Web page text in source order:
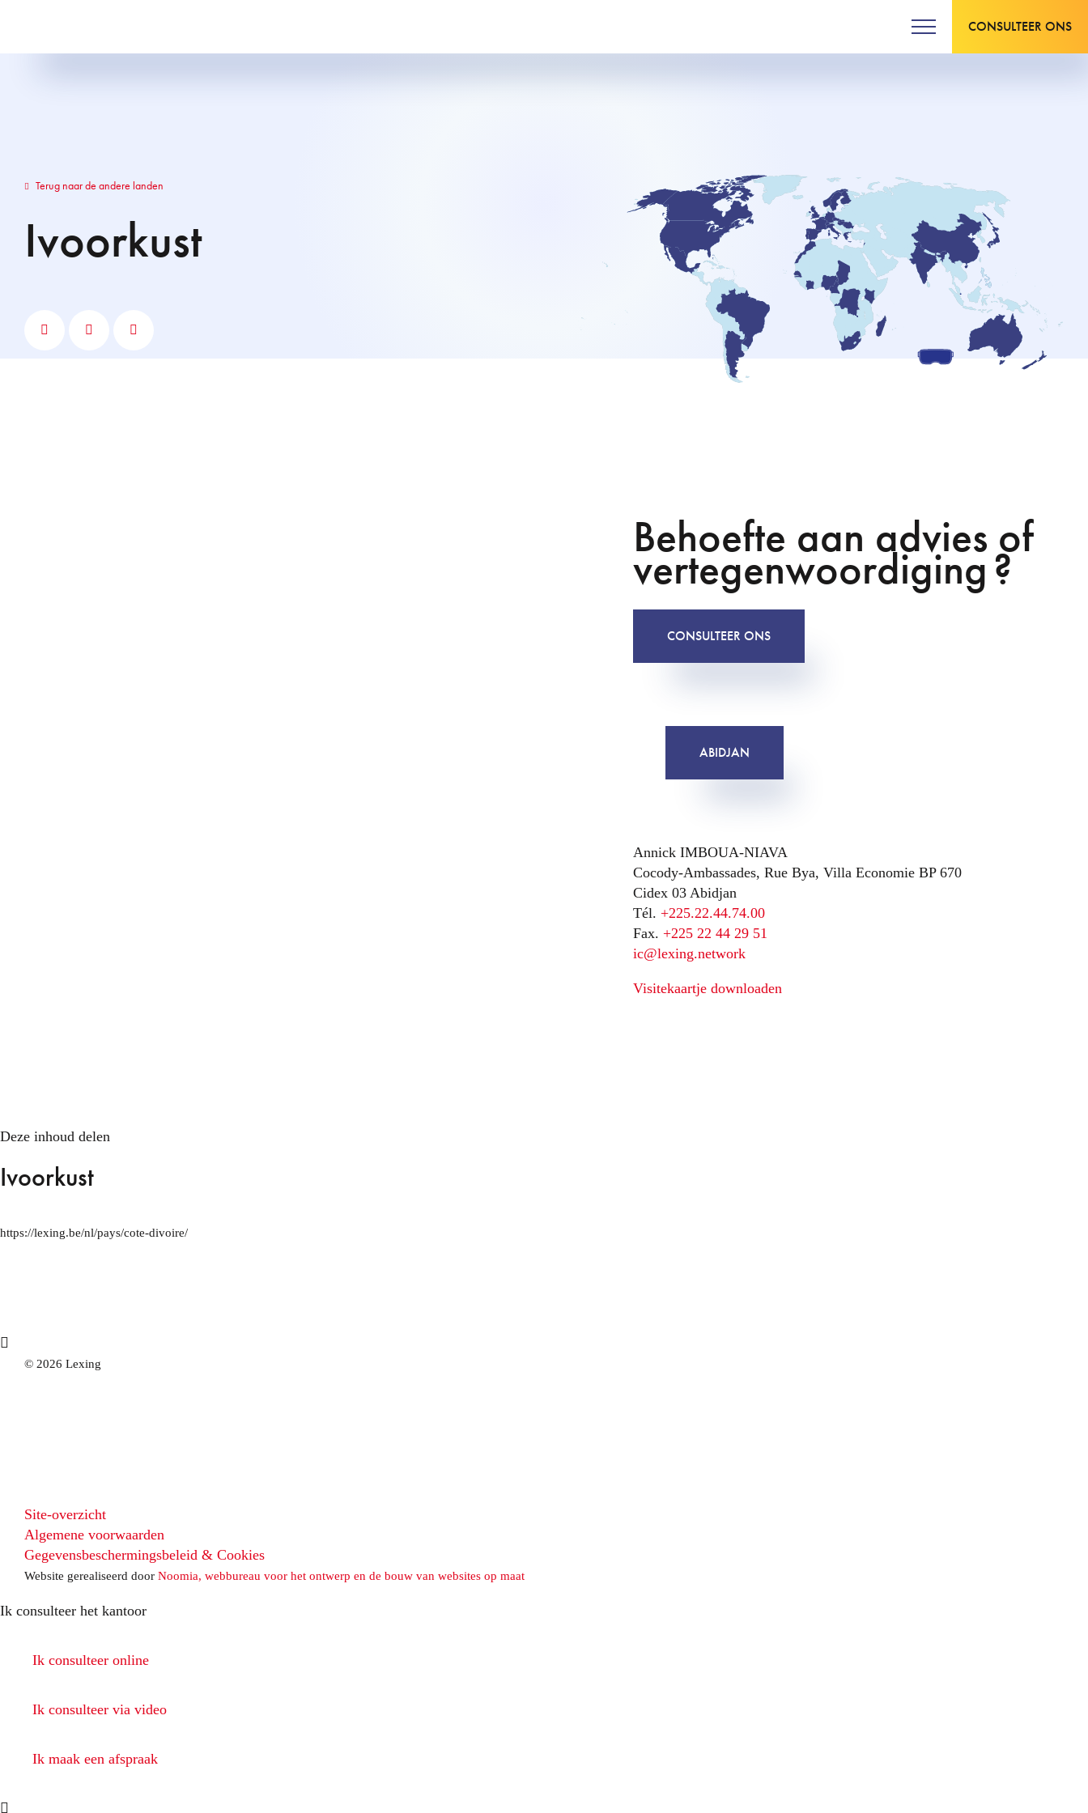
CONSULTEER ONS
Terug naar de andere landen
Ivoorkust
Behoefte aan advies of
vertegenwoordiging ?
CONSULTEER ONS
ABIDJAN
Annick IMBOUA-NIAVA
Cocody-Ambassades, Rue Bya, Villa Economie BP 670
Cidex 03 Abidjan
Tél. +225.22.44.74.00
Fax. +225 22 44 29 51
ic@lexing.network
Visitekaartje downloaden
Deze inhoud delen
Ivoorkust
https://lexing.be/nl/pays/cote-divoire/
© 2026 Lexing
Site-overzicht
Algemene voorwaarden
Gegevensbeschermingsbeleid & Cookies
Website gerealiseerd door Noomia, webbureau voor het ontwerp en de bouw van websites op maat
Ik consulteer het kantoor
Ik consulteer online
Ik consulteer via video
Ik maak een afspraak